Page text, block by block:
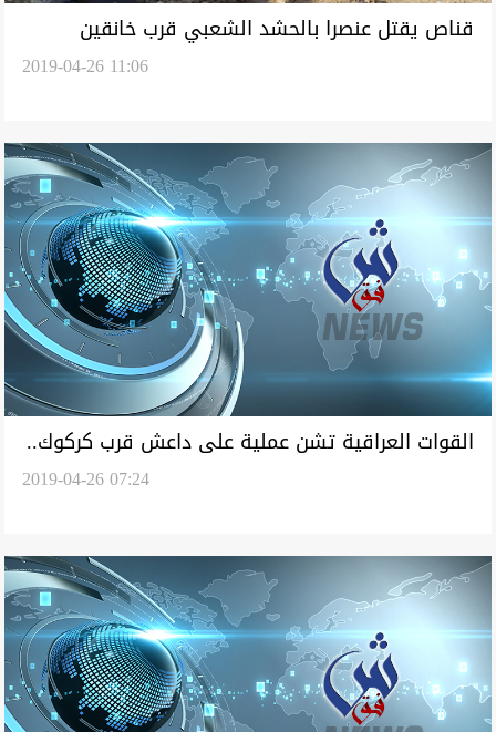
قناص يقتل عنصرا بالحشد الشعبي قرب خانقين
2019-04-26 11:06
القوات العراقية تشن عملية على داعش قرب كركوك..
2019-04-26 07:24